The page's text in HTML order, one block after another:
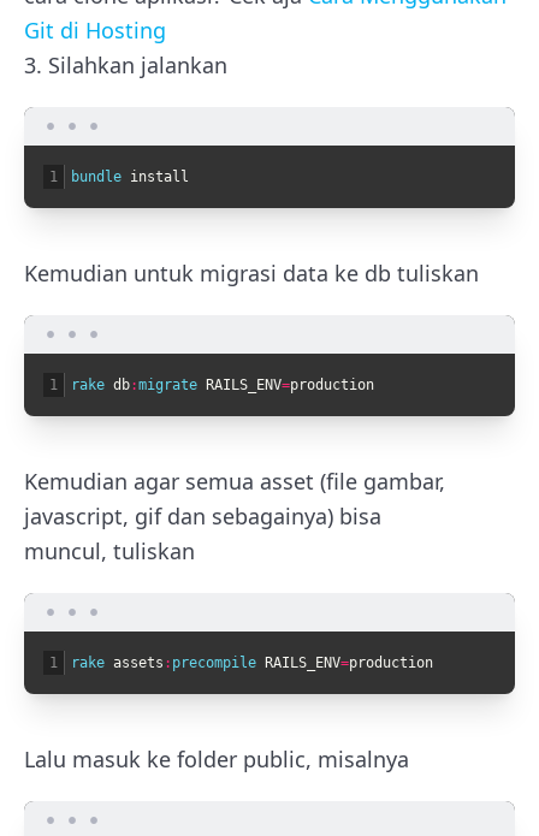
Git di Hosting
3. Silahkan jalankan
1 bundle install
Kemudian untuk migrasi data ke db tuliskan
1 rake db:migrate RAILS_ENV=production
Kemudian agar semua asset (file gambar,
javascript, gif dan sebagainya) bisa
muncul, tuliskan
1 rake assets : precompile RAILS_ENV=production
Lalu masuk ke folder public, misalnya